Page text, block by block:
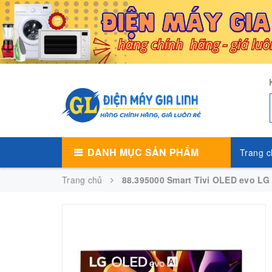
DANH MỤC SẢN PHẨM Trang
Trang chủ 88.395000 Smart Tivi OLED evo